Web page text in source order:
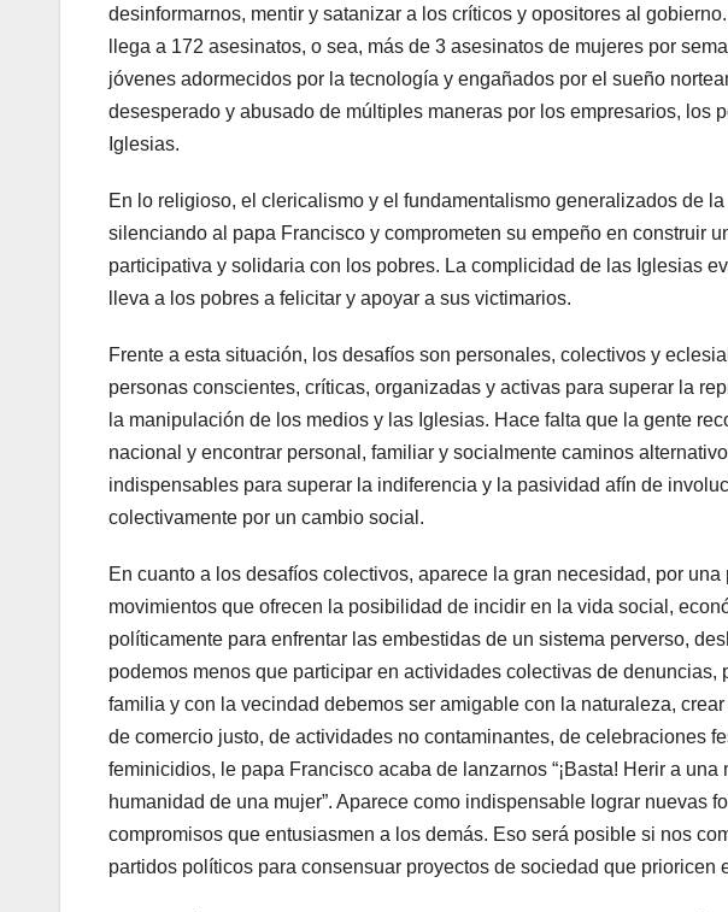
desinformarnos, mentir y satanizar a los críticos y opositores al
llega a 172 asesinatos, o sea, más de 3 asesinatos de mujeres por
jóvenes adormecidos por la tecnología y engañados por el sueño
desesperado y abusado de múltiples maneras por los empresarios, los
Iglesias.
En lo religioso, el clericalismo y el fundamentalismo generalizados de
silenciando al papa Francisco y comprometen su empeño en construir
participativa y solidaria con los pobres. La complicidad de las Iglesias
lleva a los pobres a felicitar y apoyar a sus victimarios.
Frente a esta situación, los desafíos son personales, colectivos y
personas conscientes, críticas, organizadas y activas para superar la
la manipulación de los medios y las Iglesias. Hace falta que la gente
nacional y encontrar personal, familiar y socialmente caminos
indispensables para superar la indiferencia y la pasividad afín de
colectivamente por un cambio social.
En cuanto a los desafíos colectivos, aparece la gran necesidad, por
movimientos que ofrecen la posibilidad de incidir en la vida social,
políticamente para enfrentar las embestidas de un sistema perverso,
podemos menos que participar en actividades colectivas de denuncias,
familia y con la vecindad debemos ser amigable con la naturaleza,
de comercio justo, de actividades no contaminantes, de celebraciones
feminicidios, le papa Francisco acaba de lanzarnos “¡Basta! Herir a
humanidad de una mujer”. Aparece como indispensable lograr nuevas
compromisos que entusiasmen a los demás. Eso será posible si nos
partidos políticos para consensuar proyectos de sociedad que prioricen